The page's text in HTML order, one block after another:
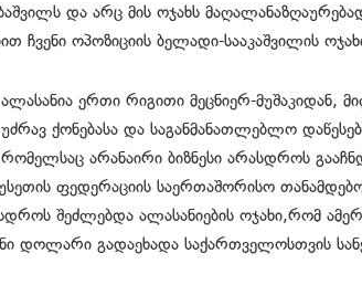
და არც მის ოჯახს
ჩვენი ოპოზიციის ბელადი-სააკაშვილის
ერთი რიგითი მეცნიერ-მუშაკიდან,
ქონებასა და საგანმანათლებლო
არანაირი ბიზნესი არასდროს
ფედერაციის საერთაშორისო
შეძლებდა ალასანიების ოჯახი,რომ
დოლარი გადაეხადა საქართველოსთვის